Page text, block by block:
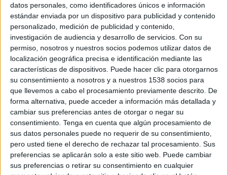
datos personales, como identificadores únicos e información
estándar enviada por un dispositivo para publicidad y contenido
personalizado, medición de publicidad y contenido,
investigación de audiencia y desarrollo de servicios. Con su
permiso, nosotros y nuestros socios podemos utilizar datos de
localización geográfica precisa e identificación mediante las
características de dispositivos. Puede hacer clic para otorgarnos
su consentimiento a nosotros y a nuestros 1538 socios para
que llevemos a cabo el procesamiento previamente descrito. De
forma alternativa, puede acceder a información más detallada y
cambiar sus preferencias antes de otorgar o negar su
consentimiento. Tenga en cuenta que algún procesamiento de
sus datos personales puede no requerir de su consentimiento,
pero usted tiene el derecho de rechazar tal procesamiento. Sus
preferencias se aplicarán solo a este sitio web. Puede cambiar
sus preferencias o retirar su consentimiento en cualquier
DARRERES NOTÍCIES
Detingut un jove per l'agressió sexual a
una casa de colònies el passat juny a
El Sunset Jazz Club reunirà Camil
Arcarazo, Shai Maestro i Jordi Rossy en
una estrena mundial
Platja d’Aro frena la sentència dels 850
habitatges per evitar perjudicar els